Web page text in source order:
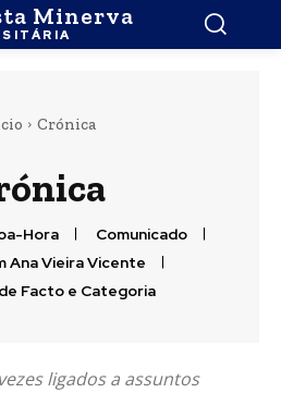
Minerva
Crónica
Hora
Comunicado
Ana Vieira Vicente
Facto e Categoria
ligados a assuntos